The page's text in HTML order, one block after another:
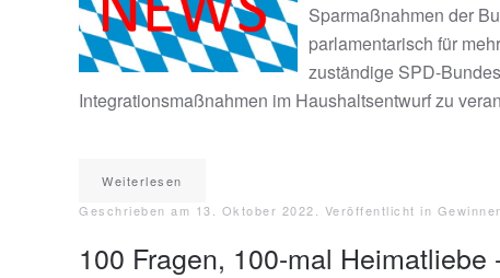
Sparmaßnahmen der
parlamentarisch für
zuständige SPD-
Integrationsmaßnahmen im Haushaltsentwurf zu
Weiterlesen
Geschrieben am 13. Oktober 2022 . Veröffentlicht in
100 Fragen, 100-mal